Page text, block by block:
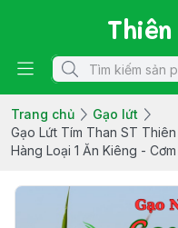
Trang chủ
Gạo lứt
Gạo Lứt Tím Than ST
Hàng Loại 1 Ăn Kiêng -